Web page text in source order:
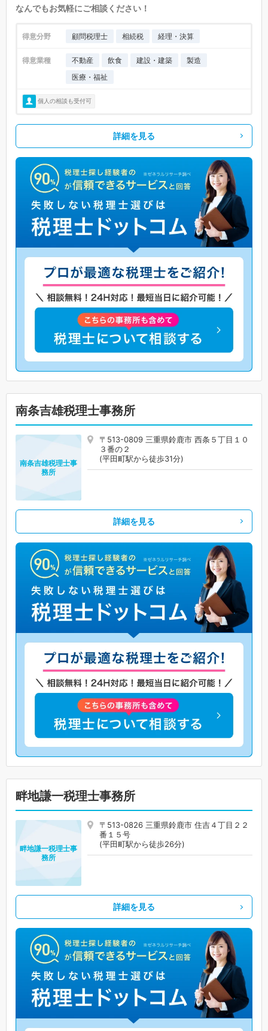
なんでもお気軽にご相談ください！
得意分野 顧問税理士 相続税 経理・決算
得意業種 不動産 飲食 建設・建築
製造
医療・福祉
個人の相談も受付可
詳細を見る
南条吉雄税理士事務所
〒513-0809 三重県鈴鹿市 西条５丁目１０
３番の２
(平田町駅から徒歩31分)
南条吉雄税理士事
務所
詳細を見る
畔地謙一税理士事務所
〒513-0826 三重県鈴鹿市 住吉４丁目２２
番１５号
(平田町駅から徒歩26分)
畔地謙一税理士事
務所
詳細を見る